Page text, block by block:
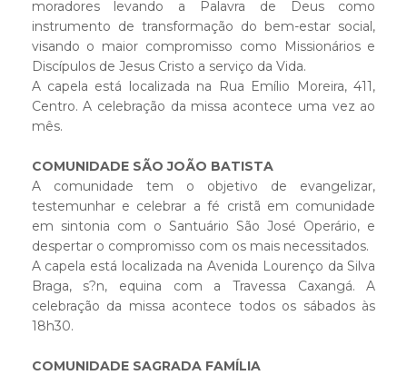
moradores levando a Palavra de Deus como
instrumento de transformação do bem-estar social,
visando o maior compromisso como Missionários e
Discípulos de Jesus Cristo a serviço da Vida.
A capela está localizada na Rua Emílio Moreira, 411,
Centro. A celebração da missa acontece uma vez ao
mês.
COMUNIDADE SÃO JOÃO BATISTA
A comunidade tem o objetivo de evangelizar,
testemunhar e celebrar a fé cristã em comunidade
em sintonia com o Santuário São José Operário, e
despertar o compromisso com os mais necessitados.
A capela está localizada na Avenida Lourenço da Silva
Braga, s?n, equina com a Travessa Caxangá. A
celebração da missa acontece todos os sábados às
18h30.
COMUNIDADE SAGRADA FAMÍLIA